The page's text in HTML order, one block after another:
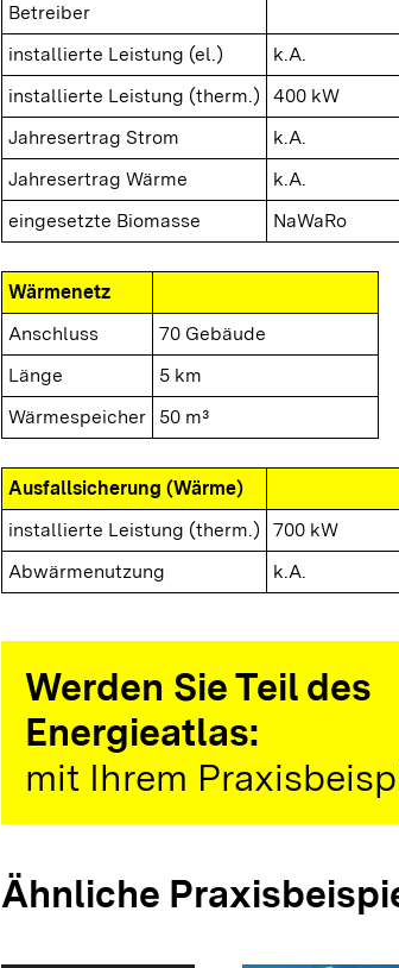
Betreiber
installierte Leistung (el.)
k.A.
installierte Leistung (therm.)
400 kW
Jahresertrag Strom
k.A.
Jahresertrag Wärme
k.A.
eingesetzte Biomasse
NaWaRo
Wärmenetz
Anschluss
70 Gebäude
Länge
5 km
Wärmespeicher
50 m³
Ausfallsicherung (Wärme)
installierte Leistung (therm.)
700 kW
Abwärmenutzung
k.A.
Werden Sie Teil des
Energieatlas:
mit Ihrem
Ähnliche